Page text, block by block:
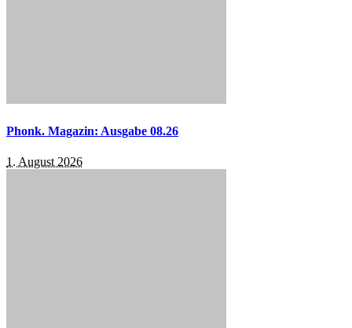
Phonk. Magazin: Ausgabe 08.26
1. August 2026